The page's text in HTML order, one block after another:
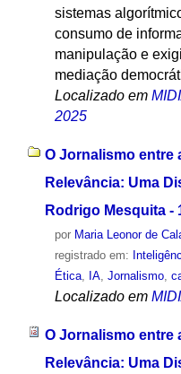
sistemas
consumo de
manipulação e
mediação
Localizado em
2025
O Jornalismo entre
Relevância: Uma
Rodrigo Mesquita -
por Maria Leonor de
registrado em:
Ética, IA, Jornalismo,
Localizado em
O Jornalismo entre
Relevância: Uma